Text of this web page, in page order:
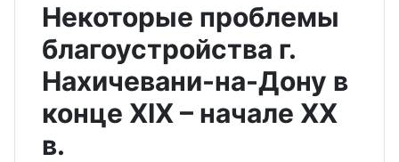
Некоторые проблемы
благоустройства г.
Нахичевани-на-Дону в
конце XIX – начале XX
в.